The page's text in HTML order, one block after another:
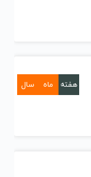
هفته ماه سال